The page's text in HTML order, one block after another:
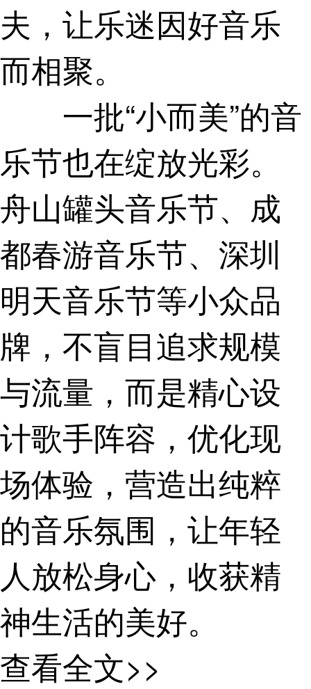
夫，让乐迷因好音乐
而相聚。
一批“小而美”的音
乐节也在绽放光彩。
舟山罐头音乐节、成
都春游音乐节、深圳
明天音乐节等小众品
牌，不盲目追求规模
与流量，而是精心设
计歌手阵容，优化现
场体验，营造出纯粹
的音乐氛围，让年轻
人放松身心，收获精
神生活的美好。
音乐节大水漫
查看全文>>